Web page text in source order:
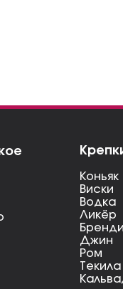
Коньяк
Виски
Водка
Ликёр
Бренди
Джин
Ром
Текила